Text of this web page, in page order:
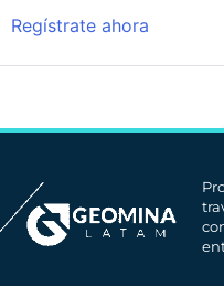
Regístrate ahora